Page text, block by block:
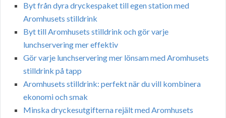
Byt från dyra dryckespaket till egen station med
Aromhusets stilldrink
Byt till Aromhusets stilldrink och gör varje
lunchservering mer effektiv
Gör varje lunchservering mer lönsam med Aromhusets
stilldrink på tapp
Aromhusets stilldrink: perfekt när du vill kombinera
ekonomi och smak
Minska dryckesutgifterna rejält med Aromhusets